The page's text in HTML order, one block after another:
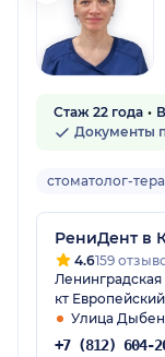
Стаж 22 года
Документы
стоматолог-
РениДент в
4.6159
кт
Улица